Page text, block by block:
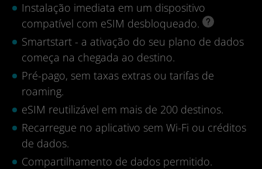
Instalação imediata em um dispositivo
compatível com eSIM desbloqueado.
Smartstart - a ativação do seu plano de dados
começa na chegada ao destino.
Pré-pago, sem taxas extras ou tarifas de
roaming.
eSIM reutilizável em mais de 200 destinos.
Recarregue no aplicativo sem Wi-Fi ou créditos
de dados.
Compartilhamento de dados permitido.